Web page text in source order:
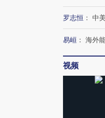
罗志恒 ： 中
易峘 ： 海外
视频